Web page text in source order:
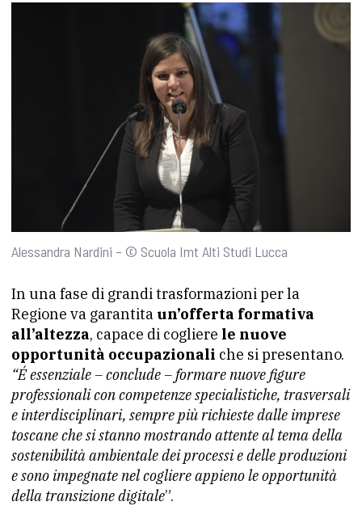
Alessandra Nardini – © Scuola Imt Alti Studi Lucca
In una fase di grandi trasformazioni per la
Regione va garantita un’offerta formativa
all’altezza, capace di cogliere le nuove
opportunità occupazionali che si presentano.
“É essenziale – conclude – formare nuove figure
professionali con competenze specialistiche, trasversali
e interdisciplinari, sempre più richieste dalle imprese
toscane che si stanno mostrando attente al tema della
sostenibilità ambientale dei processi e delle produzioni
e sono impegnate nel cogliere appieno le opportunità
della transizione digitale”.